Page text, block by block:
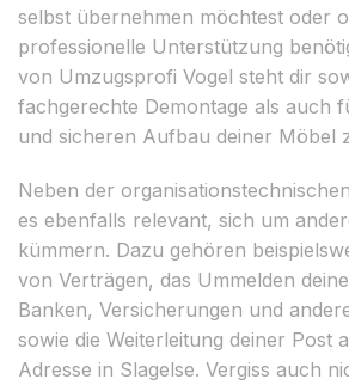
selbst übernehmen möchtest oder
professionelle Unterstützung
von Umzugsprofi Vogel steht dir
fachgerechte Demontage als auch
und sicheren Aufbau deiner Möbel
Neben der
es ebenfalls relevant, sich um
kümmern. Dazu gehören
von Verträgen, das Ummelden
Banken, Versicherungen und
sowie die Weiterleitung deiner Post
Adresse in Slagelse. Vergiss auch